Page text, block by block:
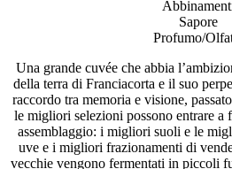
Sapore
Profumo/
Una grande cuvée che abbia
della terra di Franciacorta e il suo
raccordo tra memoria e visione,
le migliori selezioni possono entrare a
assemblaggio: i migliori suoli e le
uve e i migliori frazionamenti di
vecchie vengono fermentati in piccoli